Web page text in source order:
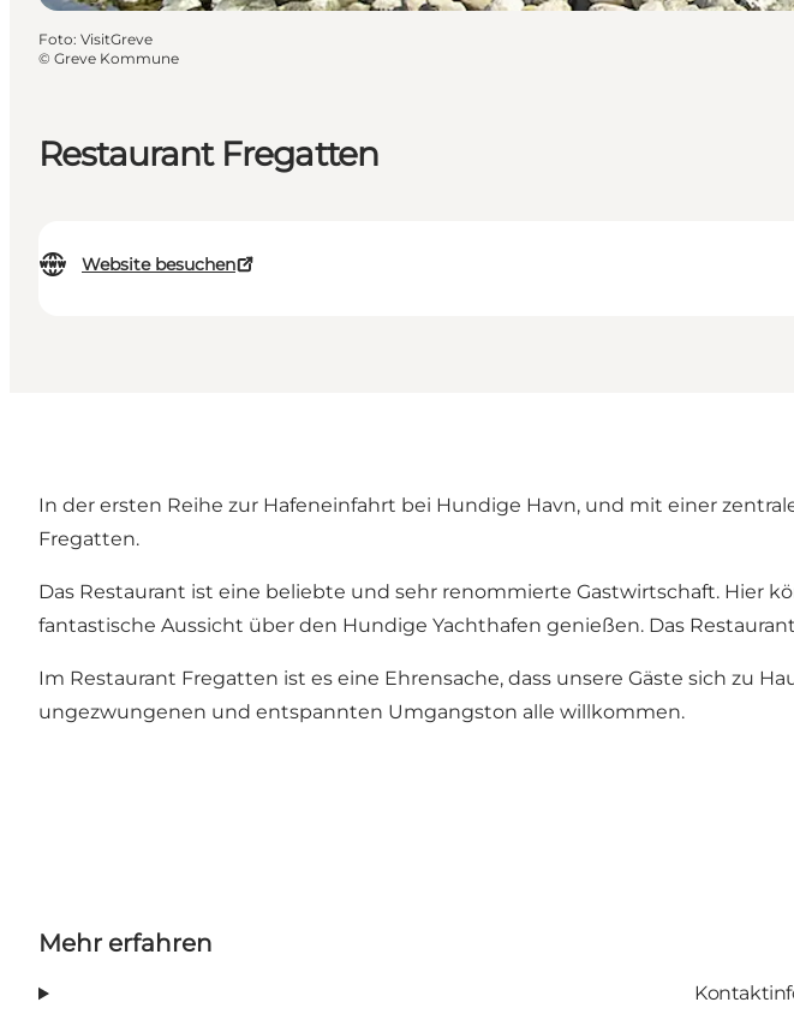
Restaurant Fregatten
Website besuchen
Foto: VisitGreve
© Greve Kommune
In der ersten Reihe zur Hafeneinfahrt bei Hundige Havn, und mit einer
Fregatten.
Das Restaurant ist eine beliebte und sehr renommierte Gastwirtschaft. Hier
fantastische Aussicht über den Hundige Yachthafen genießen. Das
Im Restaurant Fregatten ist es eine Ehrensache, dass unsere Gäste sich zu
ungezwungenen und entspannten Umgangston alle willkommen.
Mehr erfahren